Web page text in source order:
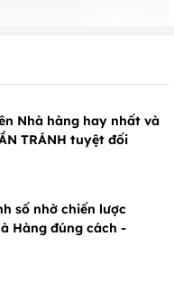
Nhà hàng hay nhất và
TRÁNH tuyệt đối
số nhờ chiến lược
Hàng đúng cách -